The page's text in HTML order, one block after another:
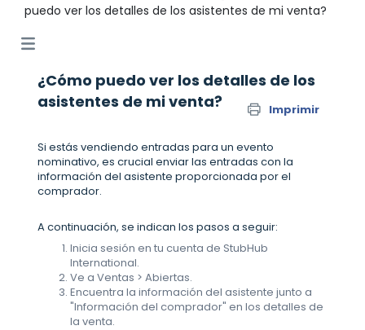
puedo ver los detalles de los asistentes de mi venta?
¿Cómo puedo ver los detalles de los
asistentes de mi venta?
Imprimir
Si estás vendiendo entradas para un evento
nominativo, es crucial enviar las entradas con la
información del asistente proporcionada por el
comprador.
A continuación, se indican los pasos a seguir:
Inicia sesión en tu cuenta de StubHub
International.
Ve a Ventas > Abiertas.
Encuentra la información del asistente junto a
"Información del comprador" en los detalles de
la venta.